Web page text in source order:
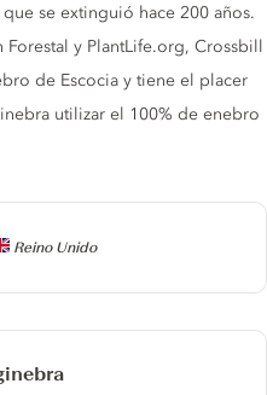
Reino Unido
se extinguió hace 200 años.
y PlantLife.org, Crossbill
de Escocia y tiene el placer
utilizar el 100% de enebro